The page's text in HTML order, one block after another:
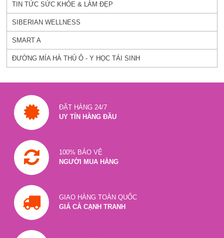
TIN TỨC SỨC KHỎE & LÀM ĐẸP
SIBERIAN WELLNESS
SMART A
ĐƯỜNG MÍA HÀ THỦ Ô - Y HỌC TÁI SINH
ĐẶT HÀNG 24/7
UY TÍN HÀNG ĐẦU
100% BẢO VỆ
NGƯỜI MUA HÀNG
GIAO HÀNG TOÀN QUỐC
GIÁ CẢ CẠNH TRANH